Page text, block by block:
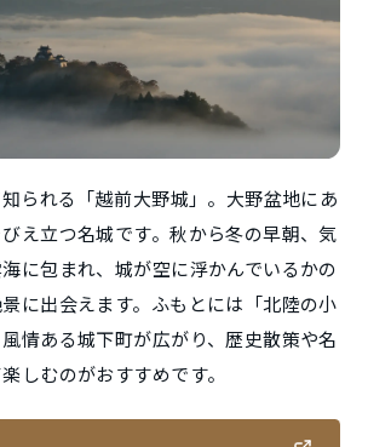
られる「越前大野城」。大野盆地にあ
え立つ名城です。秋から冬の早朝、気
に包まれ、城が空に浮かんでいるかの
に出会えます。ふもとには「北陸の小
情ある城下町が広がり、歴史散策や名
しむのがおすすめです。